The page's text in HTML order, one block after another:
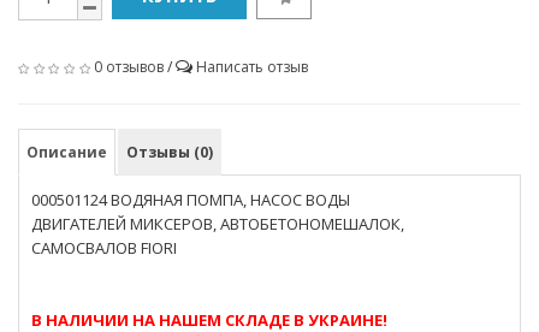
0 отзывов/ Написать отзыв
Описание Отзывы (0)
000501124 ВОДЯНАЯ ПОМПА, НАСОС ВОДЫ
ДВИГАТЕЛЕЙ МИКСЕРОВ, АВТОБЕТОНОМЕШАЛОК,
САМОСВАЛОВ FIORI
В НАЛИЧИИ НА НАШЕМ СКЛАДЕ В УКРАИНЕ!